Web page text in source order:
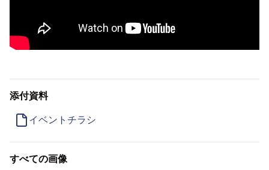
添付資料
イベントチラシ
すべての画像